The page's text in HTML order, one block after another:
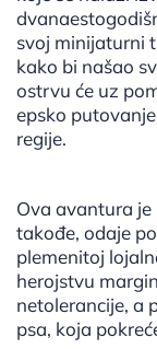
svoj minijaturni
kako bi našao
ostrvu će uz
epsko
regije.
Ova avantura
takođe, odaje
plemenitoj
herojstvu
netolerancije, a
psa, koja